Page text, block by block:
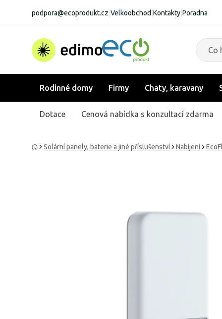
podpora@ecoprodukt.cz Velkoobchod Kontakty Poradna
Rodinné domy Firmy Chaty, karavany
Dotace Cenová nabídka s konzultací zdarma
Solární panely, baterie a jiné příslušenství Nabíjení